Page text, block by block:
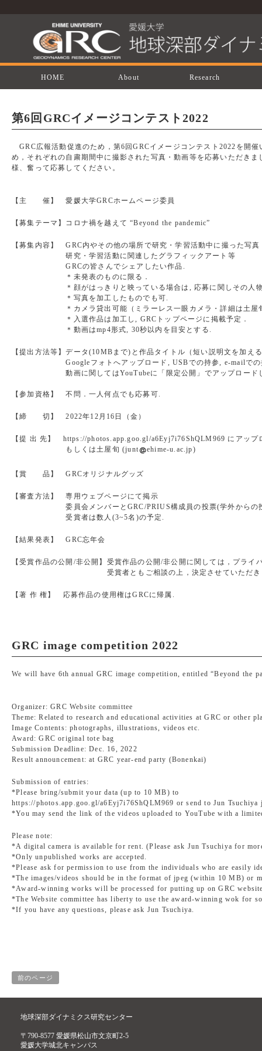
HOME About Research
第6回GRCイメージコンテスト2022
GRC広報活動促進のため，第6回GRCイメージコンテスト2022を開
め，それぞれの自粛期間中に撮影された写真・動画等を応募いただき
様、奮って応募してください。
【主 催】 愛媛大学GRCホームページ委員
【募集テーマ】コロナ禍を越えて “Beyond the pandemic”
【募集内容】 GRC内やその他の場所で研究・学習活動中に撮った写真
研究・学習活動に関連したグラフィックアート等
GRCの皆さんでシェアしたい作品.
＊未発表のものに限る．
＊顔がはっきりと映っている場合は, 応募に関しその人物
＊写真を加工したものでも可.
＊カメラ貸出可能（ミラーレス一眼カメラ・詳細は土屋
＊入選作品は加工し, GRCトップページに掲載予定．
＊動画はmp4形式, 30秒以内を目安とする.
【提出方法等】データ(10MBまで)と作品タイトル（短い説明文を加え
Googleフォトへアップロード, USBでの持参, e-mailでの
動画に関してはYouTubeに「限定公開」でアップロードし,
【参加資格】 不問．一人何点でも応募可.
【締 切】 2022年12月16日（金）
【提 出 先】 https://photos.app.goo.gl/a6Eyj7i76ShQLM969 にアップ
もしくは土屋旬 (junt
ehime-u.ac.jp)
【賞 品】 GRCオリジナルグッズ
【審査方法】 専用ウェブページにて掲示
委員会メンバーとGRC/PRIUS構成員の投票(学外からの投
受賞者は数人(3~5名)の予定.
【結果発表】 GRC忘年会
【受賞作品の公開/非公開】受賞作品の公開/非公開に関しては，プライ
受賞者ともご相談の上，決定させていただき
【著 作 権】 応募作品の使用権はGRCに帰属.
GRC image competition 2022
We will have 6th annual GRC image competition, entitled “Beyond the
Organizer: GRC Website committee
Theme: Related to research and educational activities at GRC or other
Image Contents: photographs, illustrations, videos etc.
Award: GRC original tote bag
Submission Deadline: Dec. 16, 2022
Result announcement: at GRC year-end party (Bonenkai)
Submission of entries:
*Please bring/submit your data (up to 10 MB) to
https://photos.app.goo.gl/a6Eyj7i76ShQLM969 or send to Jun Tsuchiya
*You may send the link of the videos uploaded to YouTube with a
Please note:
*A digital camera is available for rent. (Please ask Jun Tsuchiya for
*Only unpublished works are accepted.
*Please ask for permission to use from the individuals who are easily
*The images/videos should be in the format of jpeg (within 10 MB) or
*Award-winning works will be processed for putting up on GRC
*The Website committee has liberty to use the award-winning wok for
*If you have any questions, please ask Jun Tsuchiya.
前のページ
地球深部ダイナミクス研究センター
〒790-8577 愛媛県松山市文京町2-5
愛媛大学城北キャンパス